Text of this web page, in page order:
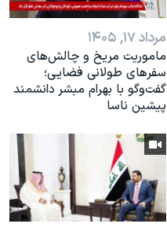
مرداد ۱۷, ۱۴۰۵
ماموریت مریخ و چالش‌های
سفرهای طولانی فضایی؛
گفت‌وگو با بهرام مبشر دانشمند
پیشین ناسا